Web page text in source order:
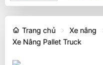
Trang chủ Xe nâng
Xe Nâng Pallet Truck